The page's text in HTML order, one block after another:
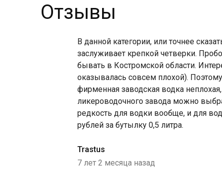
Отзывы
В данной категории, или точнее
заслуживает крепкой четверки.
бывать в Костромской области.
оказывалась совсем плохой).
фирменная заводская водка
ликероводочного завода можно
редкость для водки вообще, и для
рублей за бутылку 0,5 литра.
Trastus
7 лет 2 месяца назад